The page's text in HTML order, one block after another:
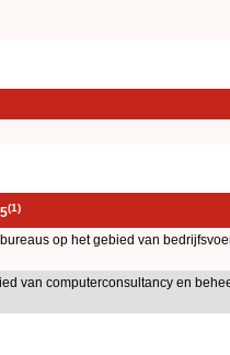
(1)
op het gebied van
van computerconsultancy en